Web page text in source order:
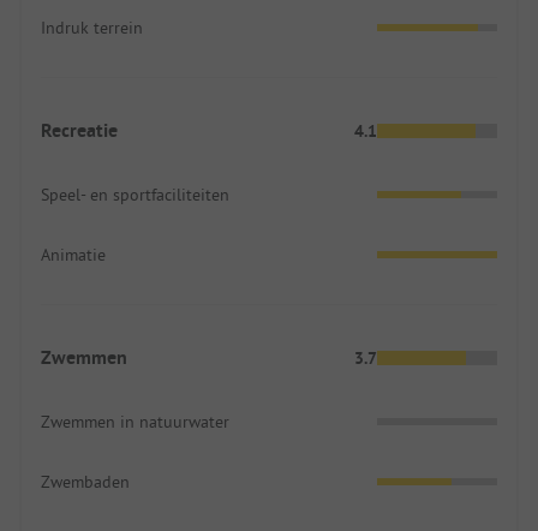
Indruk terrein
Recreatie 4.1
Speel- en sportfaciliteiten
Animatie
Zwemmen 3.7
Zwemmen in natuurwater
Zwembaden